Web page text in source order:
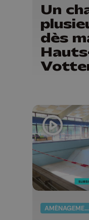
Un
dès
AMÉNAGEMENT DU TERRITOIRE